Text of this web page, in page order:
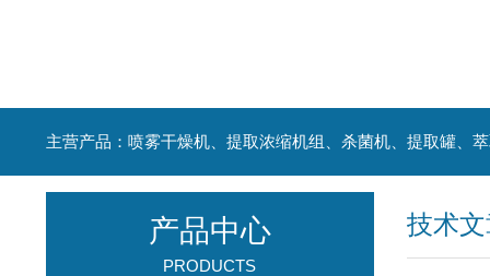
技术
产品中心
PRODUCTS